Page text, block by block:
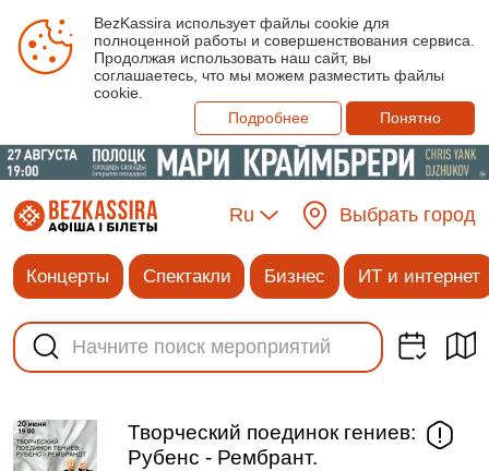
BezKassira использует файлы cookie для
полноценной работы и совершенствования сервиса.
Продолжая использовать наш сайт, вы
соглашаетесь, что мы можем разместить файлы
cookie.
Подробнее
Понятно
Ru Выбрать город
Концерты Спектакли Бизнес ИТ и интернет
Творческий поединок гениев:
Рубенс - Рембрант.